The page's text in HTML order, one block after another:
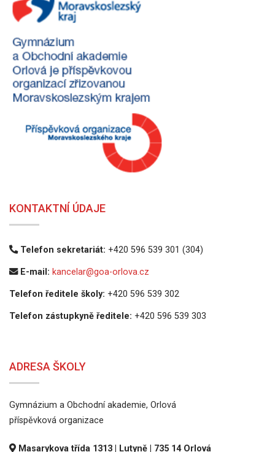
KONTAKTNÍ ÚDAJE
Telefon sekretariát: +420 596 539 301 (304)
E-mail: kancelar@goa-orlova.cz
Telefon ředitele školy: +420 596 539 302
Telefon zástupkyně ředitele: +420 596 539 303
ADRESA ŠKOLY
Gymnázium a Obchodní akademie, Orlová
příspěvková organizace
Masarykova třída 1313 | Lutyně | 735 14 Orlová